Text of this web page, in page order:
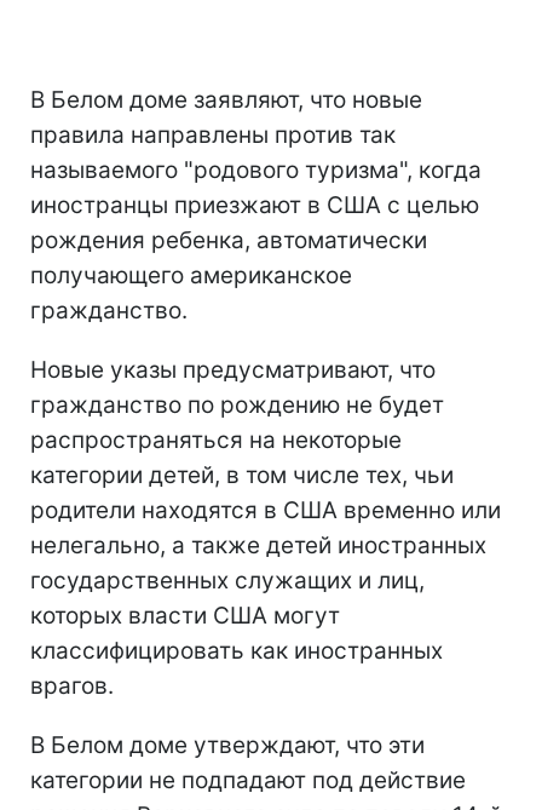
В Белом доме заявляют, что новые
правила направлены против так
называемого "родового туризма", когда
иностранцы приезжают в США с целью
рождения ребенка, автоматически
получающего американское
гражданство.
Новые указы предусматривают, что
гражданство по рождению не будет
распространяться на некоторые
категории детей, в том числе тех, чьи
родители находятся в США временно или
нелегально, а также детей иностранных
государственных служащих и лиц,
которых власти США могут
классифицировать как иностранных
врагов.
В Белом доме утверждают, что эти
категории не подпадают под действие